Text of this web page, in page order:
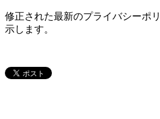
修正された最新のプライバシーポ
示します。